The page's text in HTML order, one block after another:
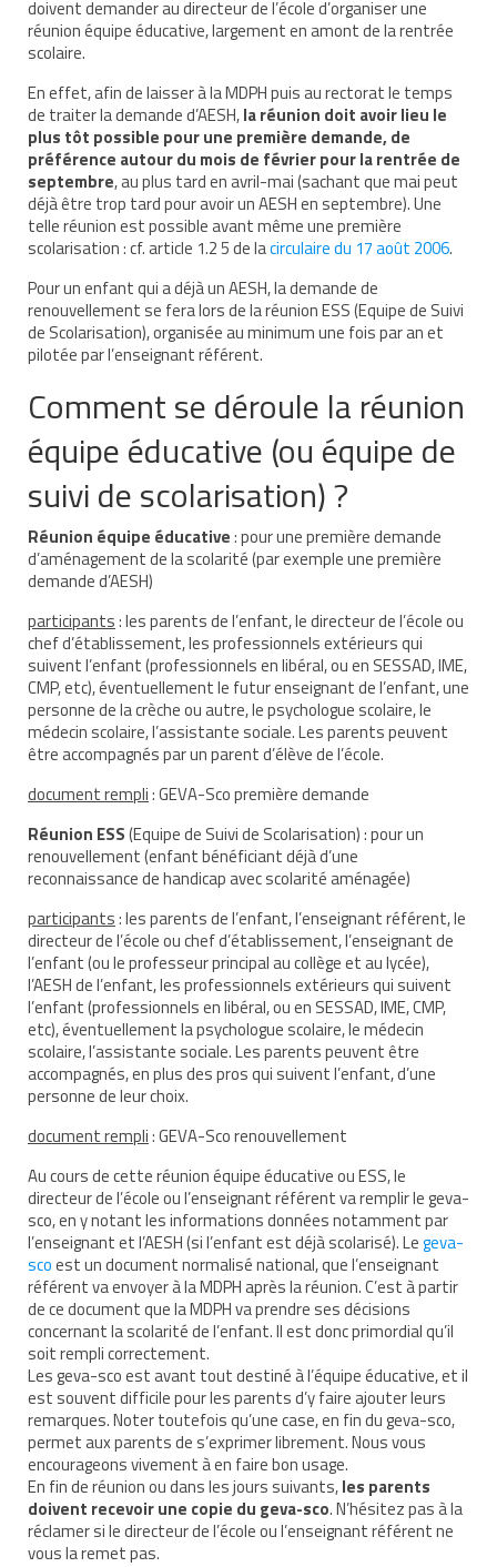
Aides pour les salariés du privé
Aide exceptionnelle sécurité sociale
Aide aux démarches relatives à la
scolarisation
Education nationale : ASH
Scolarisation : conseils pour obtenir une
AESH et équipe éducative
Que faire en cas d’absence de l’AESH ?
Redoublement et commission d’appel
Recours
Jurisprudence
Nos webinaires
Nos cafés des parents
Soutenir TouPI
Adhérer
Faire un don à TouPI
Devenir bénévole pour TouPI
Liens
doivent demander au directeur de l’école d’organiser une
réunion équipe éducative, largement en amont de la rentrée
scolaire.
En effet, afin de laisser à la MDPH puis au rectorat le temps
de traiter la demande d’AESH,la réunion doit avoir lieu le
plus tôt possible pour une première demande, de
préférence autour du mois de février pour la rentrée de
septembre, au plus tard en avril-mai (sachant que mai peut
déjà être trop tard pour avoir un AESH en septembre). Une
telle réunion est possible avant même une première
scolarisation : cf. article 1.2 5 de lacirculaire du 17 août 2006.
Pour un enfant qui a déjà un AESH, la demande de
renouvellement se fera lors de la réunion ESS (Equipe de Suivi
de Scolarisation), organisée au minimum une fois par an et
pilotée par l’enseignant référent.
Comment se déroule la réunion
équipe éducative (ou équipe de
suivi de scolarisation) ?
Réunion équipe éducative: pour une première demande
d’aménagement de la scolarité (par exemple une première
demande d’AESH)
participants: les parents de l’enfant, le directeur de l’école ou
chef d’établissement, les professionnels extérieurs qui
suivent l’enfant (professionnels en libéral, ou en SESSAD, IME,
CMP, etc), éventuellement le futur enseignant de l’enfant, une
personne de la crèche ou autre, le psychologue scolaire, le
médecin scolaire, l’assistante sociale. Les parents peuvent
être accompagnés par un parent d’élève de l’école.
document rempli: GEVA-Sco première demande
Réunion ESS(Equipe de Suivi de Scolarisation) : pour un
renouvellement (enfant bénéficiant déjà d’une
reconnaissance de handicap avec scolarité aménagée)
participants: les parents de l’enfant, l’enseignant référent, le
directeur de l’école ou chef d’établissement, l’enseignant de
l’enfant (ou le professeur principal au collège et au lycée),
l’AESH de l’enfant, les professionnels extérieurs qui suivent
l’enfant (professionnels en libéral, ou en SESSAD, IME, CMP,
etc), éventuellement la psychologue scolaire, le médecin
scolaire, l’assistante sociale. Les parents peuvent être
accompagnés, en plus des pros qui suivent l’enfant, d’une
personne de leur choix.
document rempli: GEVA-Sco renouvellement
Au cours de cette réunion équipe éducative ou ESS, le
directeur de l’école ou l’enseignant référent va remplir le geva-
sco, en y notant les informations données notamment par
l’enseignant et l’AESH (si l’enfant est déjà scolarisé). Legeva-
scoest un document normalisé national, que l’enseignant
référent va envoyer à la MDPH après la réunion. C’est à partir
de ce document que la MDPH va prendre ses décisions
concernant la scolarité de l’enfant. Il est donc primordial qu’il
soit rempli correctement.
Les geva-sco est avant tout destiné à l’équipe éducative, et il
est souvent difficile pour les parents d’y faire ajouter leurs
remarques. Noter toutefois qu’une case, en fin du geva-sco,
permet aux parents de s’exprimer librement. Nous vous
encourageons vivement à en faire bon usage.
En fin de réunion ou dans les jours suivants,les parents
doivent recevoir une copie du geva-sco. N’hésitez pas à la
réclamer si le directeur de l’école ou l’enseignant référent ne
vous la remet pas.